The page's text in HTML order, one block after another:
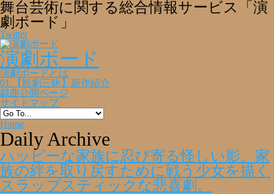
舞台芸術に関する総合情報サービス「演
劇ボード」
Twitter
演劇ボード
演劇ボードとは
01.【観劇三昧】新作紹介
戯曲公開ページ
サイトマップ
Home
Daily Archive
ハッピーな家族に忍び寄る怪しい影。家
族の絆を取り戻すために戦う少女を描く
スラップスティックな悲喜劇。